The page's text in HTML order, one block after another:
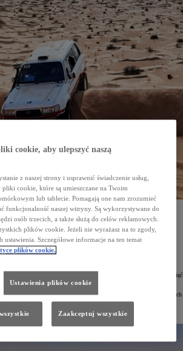
Classic wystartuje klasyczny Land Cruiser HDJ 80. Będzie
załogi w terenowej Toyocie z lat 90. XX wieku i nawiązanie
zespołu Toyoty w tym najtrudniejszym wyścigu świata.
projekt, który powstał w 2016 roku z inicjatywy Roberta
Central Europe, oraz Michała Horodeńskiego, kierowcy rajdowego
się do motorsportowej historii Toyoty i jej niezapomnianych osiągnięć
należy rywalizację w różnych dyscyplinach sportów samochodowych
sportowych modeli Toyoty. TTC angażuje się też w działania
bezpieczeństwa na drogach. Organizuje także zawody i treningi
cookie, aby ulepszyć naszą
z naszej strony i usprawnić świadczenie usług,
cookie, które są umieszczane na Twoim
lub tablecie. Pomagają one nam zrozumieć
funkcjonalność naszej witryny. Są wykorzystywane do
osób trzecich, a także służą do celów reklamowych.
plików cookie. Jeżeli nie wyrażasz na to zgody,
ustawienia. Szczegółowe informacje na ten temat
plików cookie.
Ustawienia plików cookie
Zaakceptuj wszystkie